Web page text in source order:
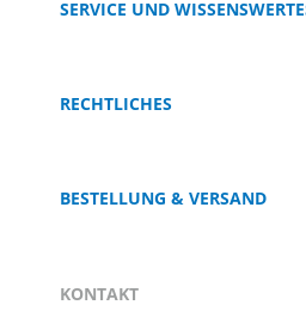
SERVICE UND
RECHTLICHES
BESTELLUNG & VERSAND
KONTAKT